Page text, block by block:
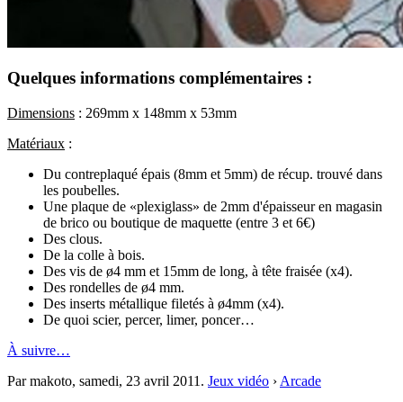
Quelques informations complémentaires :
Dimensions : 269mm x 148mm x 53mm
Matériaux :
Du contreplaqué épais (8mm et 5mm) de récup. trouvé dans
les poubelles.
Une plaque de «plexiglass» de 2mm d'épaisseur en magasin
de brico ou boutique de maquette (entre 3 et 6€)
Des clous.
De la colle à bois.
Des vis de ø4 mm et 15mm de long, à tête fraisée (x4).
Des rondelles de ø4 mm.
Des inserts métallique filetés à ø4mm (x4).
De quoi scier, percer, limer, poncer…
À suivre…
Par makoto, samedi, 23 avril 2011 . Jeux vidéo › Arcade